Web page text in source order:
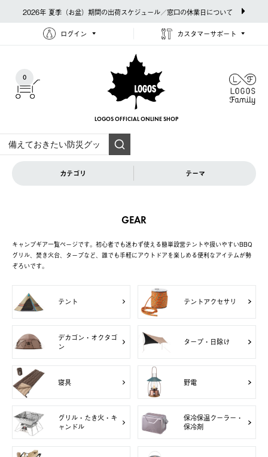
2026年 夏季（お盆）期間の出荷スケジュール／窓口の休業日について
ログイン カスタマーサポート
0
LOGOS OFFICIAL ONLINE SHOP
カテゴリ テーマ
GEAR
キャンプギア一覧ページです。初心者でも迷わず使える簡単設営テントや扱いやすいBBQ
グリル、焚き火台、タープなど、誰でも手軽にアウトドアを楽しめる便利なアイテムが勢
ぞろいです。
テント テントアクセサリ
デカゴン・オクタゴ
ン
タープ・日除け
寝具 野電
グリル・たき火・キ
ャンドル
保冷保温クーラー・
保冷剤